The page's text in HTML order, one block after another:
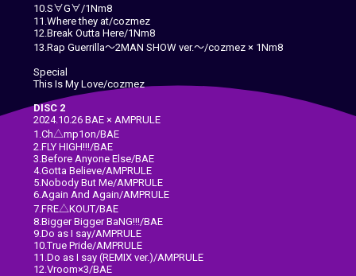
10.S∀G∀/1Nm8
11.Where they at/cozmez
12.Break Outta Here/1Nm8
13.Rap Guerrilla～2MAN SHOW ver.～/cozmez × 1Nm8
Special
This Is My Love/cozmez
DISC 2
2024.10.26 BAE × AMPRULE
1.Ch△mp1on/BAE
2.FLY HIGH!!!/BAE
3.Before Anyone Else/BAE
4.Gotta Believe/AMPRULE
5.Nobody But Me/AMPRULE
6.Again And Again/AMPRULE
7.FRE△KOUT/BAE
8.Bigger Bigger BaNG!!!/BAE
9.Do as I say/AMPRULE
10.True Pride/AMPRULE
11.Do as I say (REMIX ver.)/AMPRULE
12.Vroom×3/BAE